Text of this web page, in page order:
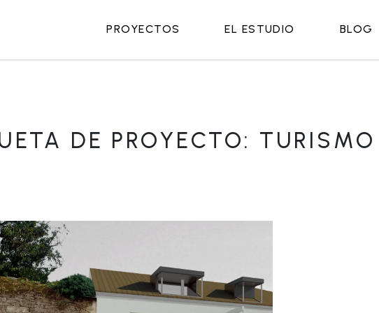
PROYECTOS EL ESTUDIO BLOG
DE PROYECTO: TURISMO